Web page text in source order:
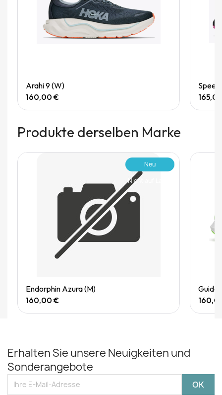
Arahi 9 (W)
160,00 €
Produkte derselben Marke
Quick View
Neu
Nicht auf Lager
Endorphin Azura (M)
160,00 €
Guide
Erhalten Sie unsere Neuigkeiten und
Sonderangebote